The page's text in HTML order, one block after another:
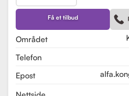
kjøreopplæringen.
bredt spekter av
opplæring for
både med manuelt
Få et tilbud
Området
Telefon
Epost